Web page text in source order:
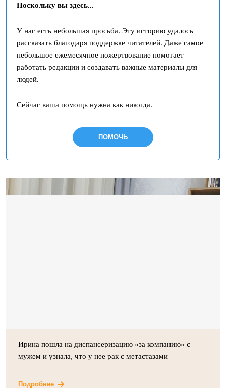
Поскольку вы здесь...
У нас есть небольшая просьба. Эту историю удалось
рассказать благодаря поддержке читателей. Даже самое
небольшое ежемесячное пожертвование помогает
работать редакции и создавать важные материалы для
людей.
Сейчас ваша помощь нужна как никогда.
ПОМОЧЬ
Ирина пошла на диспансеризацию «за компанию» с
мужем и узнала, что у нее рак с метастазами
Подробнее